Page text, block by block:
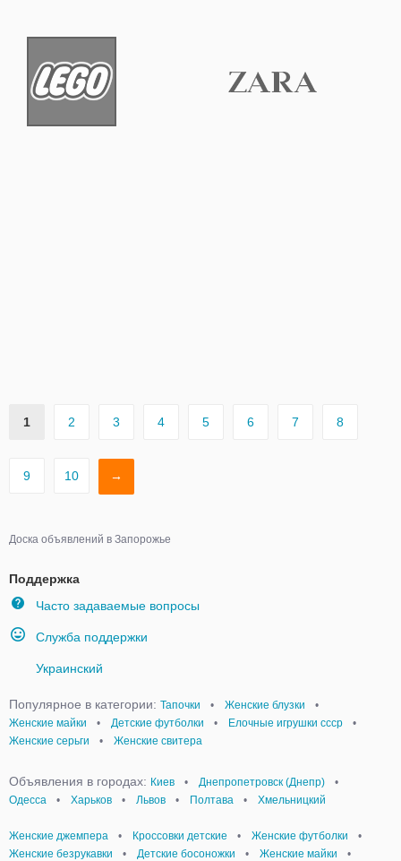
1 2 3 4 5 6 7 8
9 10 →
Доска объявлений в Запорожье
Поддержка
Часто задаваемые вопросы
Служба поддержки
Украинский
Популярное в категории: Тапочки • Женские блузки
•
Женские майки
• Детские футболки • Елочные игрушки ссср
•
Женские серьги
• Женские свитера
Объявления в городах: Киев • Днепропетровск (Днепр)
•
Одесса
• Харьков • Львов • Полтава • Хмельницкий
Женские джемпера • Кроссовки детские • Женские футболки
•
Женские безрукавки
• Детские босоножки • Женские майки
•